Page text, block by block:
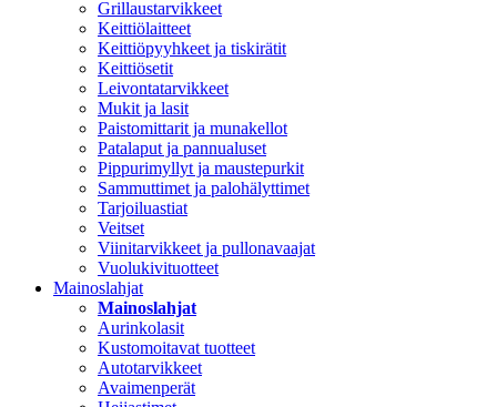
Grillaustarvikkeet
Keittiölaitteet
Keittiöpyyhkeet ja tiskirätit
Keittiösetit
Leivontatarvikkeet
Mukit ja lasit
Paistomittarit ja munakellot
Patalaput ja pannualuset
Pippurimyllyt ja maustepurkit
Sammuttimet ja palohälyttimet
Tarjoiluastiat
Veitset
Viinitarvikkeet ja pullonavaajat
Vuolukivituotteet
Mainoslahjat
Mainoslahjat
Aurinkolasit
Kustomoitavat tuotteet
Autotarvikkeet
Avaimenperät